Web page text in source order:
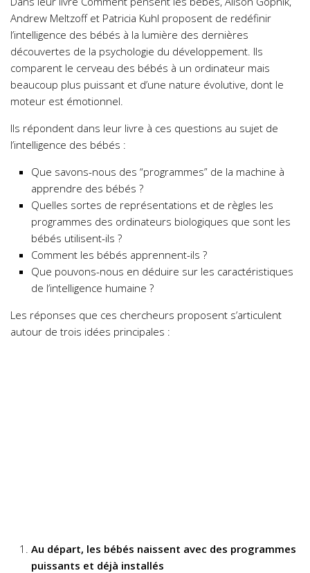
Andrew Meltzoff et Patricia Kuhl proposent de redéfinir
l’intelligence des bébés à la lumière des dernières
découvertes de la psychologie du développement. Ils
comparent le cerveau des bébés à un ordinateur mais
beaucoup plus puissant et d’une nature évolutive, dont le
moteur est émotionnel.
Ils répondent dans leur livre à ces questions au sujet de
l’intelligence des bébés :
Que savons-nous des “programmes” de la machine à
apprendre des bébés ?
Quelles sortes de représentations et de règles les
programmes des ordinateurs biologiques que sont les
bébés utilisent-ils ?
Comment les bébés apprennent-ils ?
Que pouvons-nous en déduire sur les caractéristiques
de l’intelligence humaine ?
Les réponses que ces chercheurs proposent s’articulent
autour de trois idées principales :
Au départ, les bébés naissent avec des programmes
puissants et déjà installés